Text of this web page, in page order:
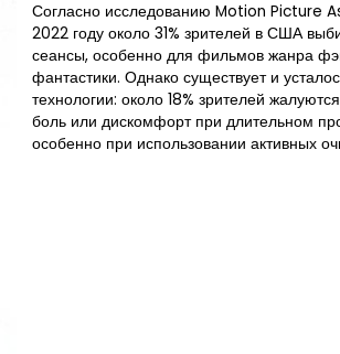
Согласно исследованию Motion Picture
2022 году около 31% зрителей в США
сеансы, особенно для фильмов жанра
фантастики. Однако существует и
технологии: около 18% зрителей
боль или дискомфорт при длительном
особенно при использовании активных